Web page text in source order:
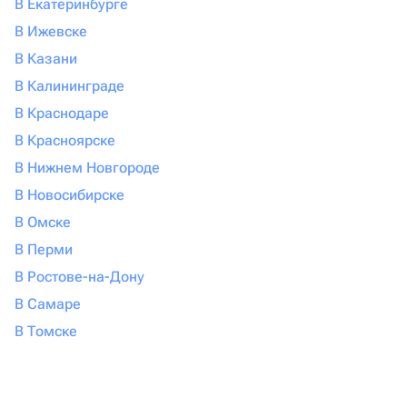
нужные вещества берет исключительно из влаги.
Цветы бывают синие, голубые, оранжевые, лиловые,
малиновые и имеют сладкий карамельный аромат.
Ванде нужен очень сырой воздух и частые
опрыскивания.
Дендробиум. Этот сорт внешне не такой
загадочный, как другие, и похож на обычное пышно
цветущее комнатное растение. Цветет орхидея
дендробиум не так долго, всего 1-2 месяца, тем не
менее в этот момент она неотразима: на одном
стебле распускается целая огромная горжетка из
бутонов.
Каттлея. Этот сорт с махровыми лепестками можно
смело назвать прихотливым. Ему придется
обеспечить надлежащий температурный режим (не
В Екатеринбурге
В Ижевске
В Казани
В Калининграде
В Краснодаре
В Красноярске
В Нижнем Новгороде
В Новосибирске
В Омске
В Перми
В Ростове-на-Дону
В Самаре
В Томске